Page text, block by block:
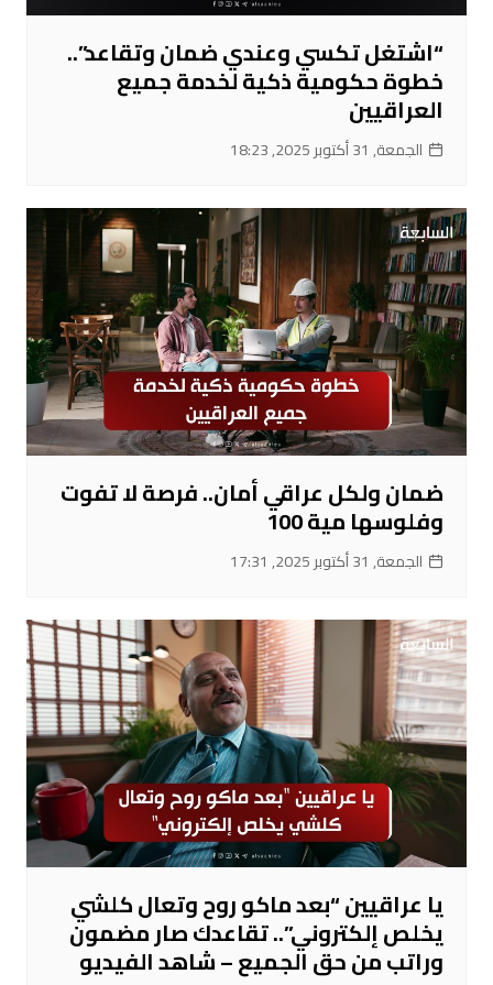
“اشتغل تكسي وعندي ضمان وتقاعد”..
خطوة حكومية ذكية لخدمة جميع
العراقيين
الجمعة, 31 أكتوبر 2025, 18:23
ضمان ولكل عراقي أمان.. فرصة لا تفوت
وفلوسها مية 100
الجمعة, 31 أكتوبر 2025, 17:31
يا عراقيين “بعد ماكو روح وتعال كلشي
يخلص إلكتروني”.. تقاعدك صار مضمون
وراتب من حق الجميع – شاهد الفيديو